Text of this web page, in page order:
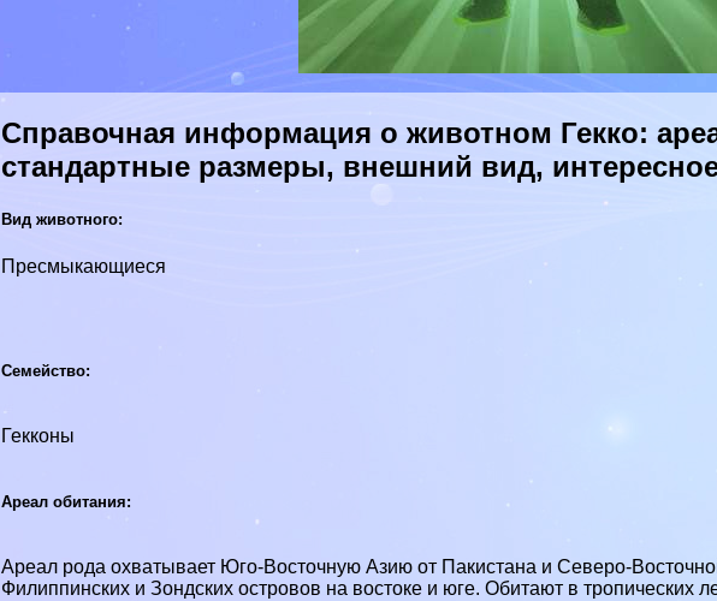
Справочная информация о животном Гекко:
стандартные размеры, внешний вид,
Вид животного:
Пресмыкающиеся
Семейство:
Гекконы
Ареал обитания:
Ареал рода охватывает Юго-Восточную Азию от Пакистана и Северо-
Филиппинских и Зондских островов на востоке и юге. Обитают в тропических